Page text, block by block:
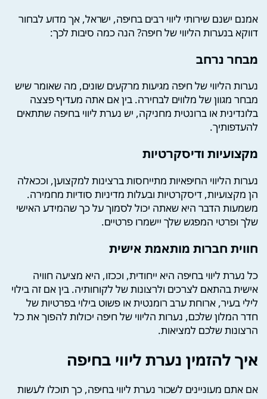
אמנם ישנם שירותי ליווי רבים בחיפה, ישראל, אך מדוע לבחור
דווקא בנערות הליווי של חיפה? הנה כמה סיבות לכך:
מבחר נרחב
נערות הליווי של חיפה מגיעות מרקעים שונים, מה שאומר שיש
מבחר מגוון של מלווים לבחירה. בין אם אתה מעדיף פצצה
בלונדינית או ברונטית מחניקה, יש נערת ליווי בחיפה שתתאים
להעדפותיך.
מקצועיות ודיסקרטיות
נערות הליווי החיפאיות מתייחסות ברצינות למקצוען, וככאלה
הן מקצועיות, דיסקרטיות ובעלות מדיניות סודיות מחמירה.
משמעות הדבר היא שאתה יכול לסמוך על כך שהמידע האישי
שלך ופרטי המפגש שלך יישמרו פרטיים.
חווית חברות מותאמת אישית
כל נערת ליווי בחיפה היא ייחודית, וככזו, היא מציעה חוויה
אישית בהתאם לצרכים ולרצונות של לקוחותיה. בין אם זה בילוי
לילי בעיר, ארוחת ערב רומנטית או פשוט בילוי בפרטיות של
חדר המלון שלכם, נערות הליווי של חיפה יכולות להפוך את כל
הרצונות שלכם למציאות.
איך להזמין נערת ליווי בחיפה
אם אתם מעוניינים לשכור נערת ליווי בחיפה, כך תוכלו לעשות